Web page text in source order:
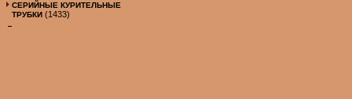
СЕРИЙНЫЕ КУРИТЕЛЬНЫЕ
ТРУБКИ (1433)